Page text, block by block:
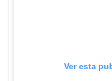
Ver esta